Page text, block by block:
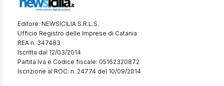
Editore: NEWSICILIA S.R.L.S.
Ufficio Registro delle Imprese di Catania
REA n. 347483
Iscritta dal 12/03/2014
Partita Iva e Codice fiscale: 05162320872
Iscrizione al ROC: n. 24774 del 10/09/2014